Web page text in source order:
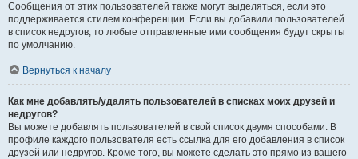
Сообщения от этих пользователей также могут выделяться, если это
поддерживается стилем конференции. Если вы добавили пользователей
в список недругов, то любые отправленные ими сообщения будут скрыты
по умолчанию.
Вернуться к началу
Как мне добавлять/удалять пользователей в списках моих друзей и
недругов?
Вы можете добавлять пользователей в свой список двумя способами. В
профиле каждого пользователя есть ссылка для его добавления в список
друзей или недругов. Кроме того, вы можете сделать это прямо из вашего